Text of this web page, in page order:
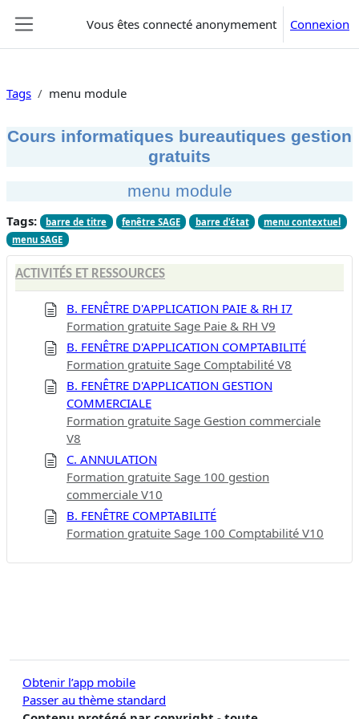
Vous êtes connecté anonymement Connexion
Tags menu module
Cours informatiques bureautiques gestion
gratuits
menu module
Tags: barre de titre fenêtre SAGE barre d'état
menu contextuel
menu SAGE
ACTIVITÉS ET RESSOURCES
B. FENÊTRE D'APPLICATION PAIE & RH I7
Formation gratuite Sage Paie & RH V9
B. FENÊTRE D'APPLICATION COMPTABILITÉ
Formation gratuite Sage Comptabilité V8
B. FENÊTRE D'APPLICATION GESTION
COMMERCIALE
Formation gratuite Sage Gestion commerciale
V8
C. ANNULATION
Formation gratuite Sage 100 gestion
commerciale V10
B. FENÊTRE COMPTABILITÉ
Formation gratuite Sage 100 Comptabilité V10
Obtenir l’app mobile
Passer au thème standard